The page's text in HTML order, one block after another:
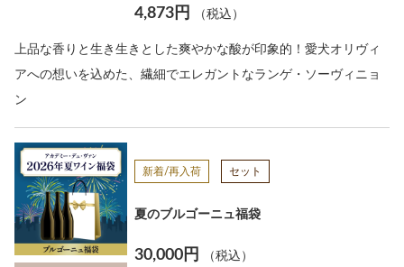
4,873円 （税込）
上品な香りと生き生きとした爽やかな酸が印象的！愛犬オリヴィ
アへの想いを込めた、繊細でエレガントなランゲ・ソーヴィニョ
ン
新着/再入荷 セット
夏のブルゴーニュ福袋
30,000円 （税込）